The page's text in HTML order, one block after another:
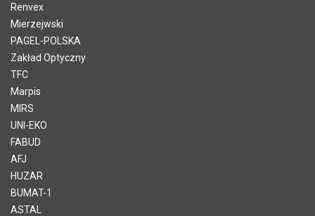
Renvex
Mierzejwski
PAGEL-POLSKA
Zakład Optyczny
TFC
Marpis
MIRS
UNI-EKO
FABUD
AFJ
HUZAR
BUMAT-1
ASTAL